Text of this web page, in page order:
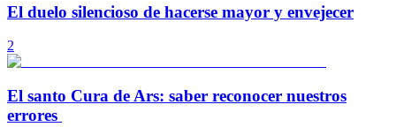
El duelo silencioso de hacerse mayor y envejecer
2
El santo Cura de Ars: saber reconocer nuestros
errores